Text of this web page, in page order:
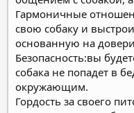
Гармоничные
свою собаку и
основанную на
Безопасность:вы
собака не попадет в
окружающим.
Гордость за своего